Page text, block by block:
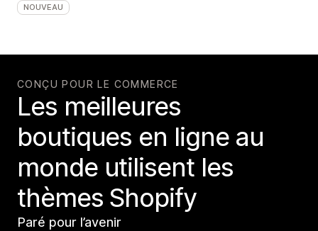
NOUVEAU
CONÇU POUR LE COMMERCE
Les meilleures
boutiques en ligne au
monde utilisent les
thèmes Shopify
Paré pour l’avenir